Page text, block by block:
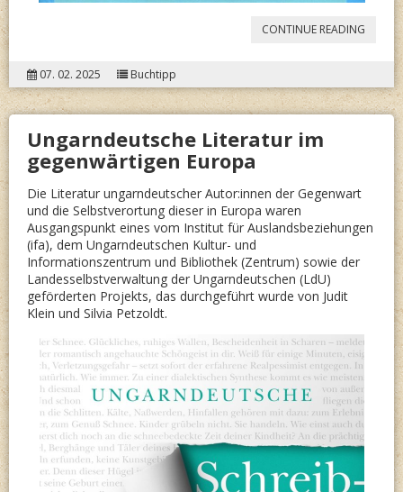
CONTINUE READING
„UI”
07. 02. 2025 Buchtipp
Ungarndeutsche Literatur im
gegenwärtigen Europa
Die Literatur ungarndeutscher Autor:innen der Gegenwart
und die Selbstverortung dieser in Europa waren
Ausgangspunkt eines vom Institut für Auslandsbeziehungen
(ifa), dem Ungarndeutschen Kultur- und
Informationszentrum und Bibliothek (Zentrum) sowie der
Landesselbstverwaltung der Ungarndeutschen (LdU)
geförderten Projekts, das durchgeführt wurde von Judit
Klein und Silvia Petzoldt.